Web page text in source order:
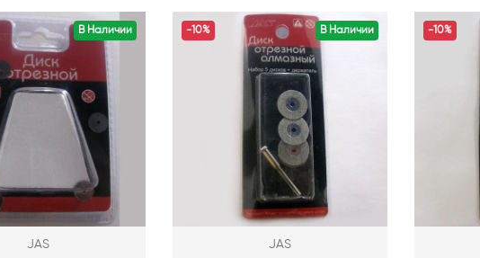
В Наличии
JAS
В Наличии
-10%
JAS
-10%